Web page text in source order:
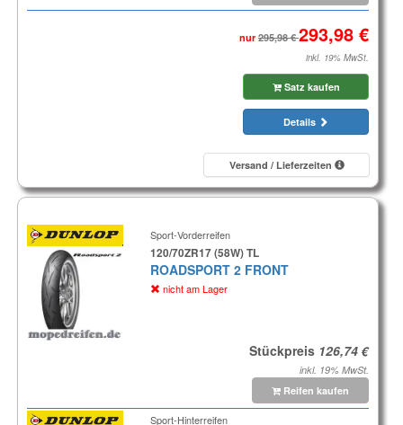
nur
inkl. 19% MwSt.
Satz kaufen
Details
Versand / Lieferzeiten
Sport-Vorderreifen
120/70ZR17 (58W) TL
ROADSPORT 2 FRONT
nicht am Lager
Stückpreis
inkl. 19% MwSt.
Reifen kaufen
Sport-Hinterreifen